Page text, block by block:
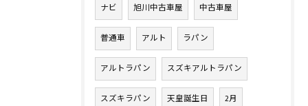
ナビ 旭川中古車屋 中古車屋
普通車 アルト ラパン
アルトラパン スズキアルトラパン
スズキラパン 天皇誕生日 2月